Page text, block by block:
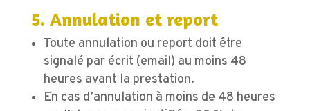
5. Annulation et report
Toute annulation ou report doit être
signalé par écrit (email) au moins 48
heures avant la prestation.
En cas d’annulation à moins de 48 heures